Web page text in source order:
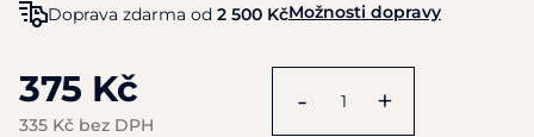
Doprava zdarma od 2 500 KčMožnosti dopravy
375 Kč
335 Kč bez DPH
- +